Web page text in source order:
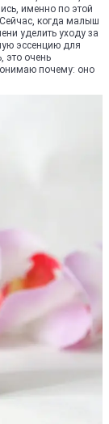
именно по этой
Сейчас, когда малыш
уделить уходу за
эссенцию для
это очень
почему: оно